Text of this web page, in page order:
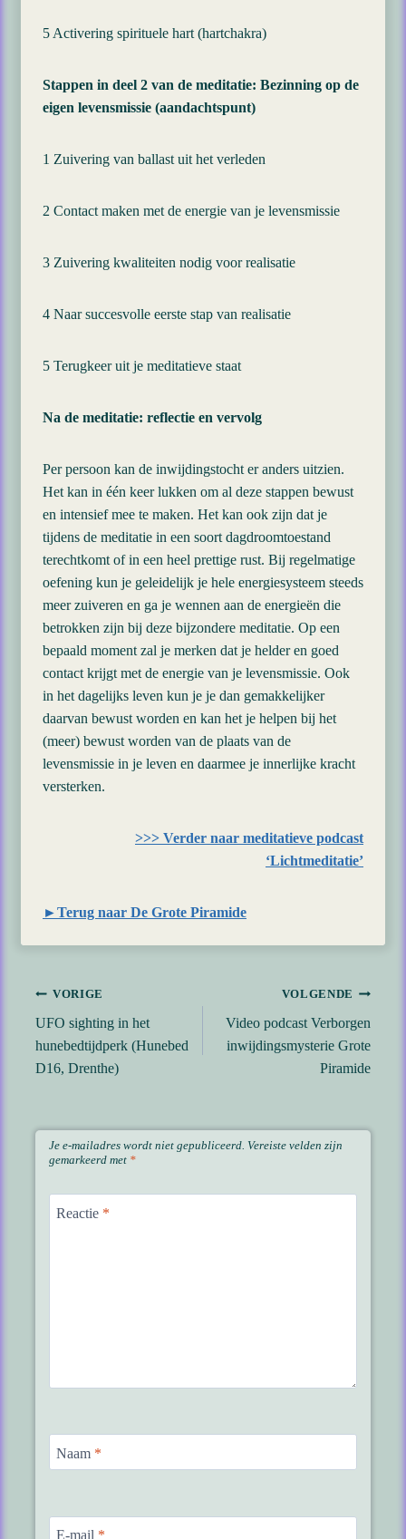
5 Activering spirituele hart (hartchakra)
Stappen in deel 2 van de meditatie: Bezinning op de
eigen levensmissie (aandachtspunt)
1 Zuivering van ballast uit het verleden
2 Contact maken met de energie van je levensmissie
3 Zuivering kwaliteiten nodig voor realisatie
4 Naar succesvolle eerste stap van realisatie
5 Terugkeer uit je meditatieve staat
Na de meditatie: reflectie en vervolg
Per persoon kan de inwijdingstocht er anders uitzien.
Het kan in één keer lukken om al deze stappen bewust
en intensief mee te maken. Het kan ook zijn dat je
tijdens de meditatie in een soort dagdroomtoestand
terechtkomt of in een heel prettige rust. Bij regelmatige
oefening kun je geleidelijk je hele energiesysteem steeds
meer zuiveren en ga je wennen aan de energieën die
betrokken zijn bij deze bijzondere meditatie. Op een
bepaald moment zal je merken dat je helder en goed
contact krijgt met de energie van je levensmissie. Ook
in het dagelijks leven kun je je dan gemakkelijker
daarvan bewust worden en kan het je helpen bij het
(meer) bewust worden van de plaats van de
levensmissie in je leven en daarmee je innerlijke kracht
versterken.
>>> Verder naar meditatieve podcast
‘Lichtmeditatie’
►Terug naar De Grote Piramide
Bericht
navigatie
VORIGE
UFO sighting in het
hunebedtijdperk (Hunebed
D16, Drenthe)
VOLGENDE
Video podcast Verborgen
inwijdingsmysterie Grote
Piramide
Je e-mailadres wordt niet gepubliceerd. Vereiste velden zijn
gemarkeerd met *
Reactie *
Naam *
E-mail *